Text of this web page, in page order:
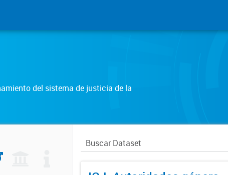
del sistema de justicia de la